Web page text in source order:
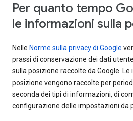
Per quanto tempo
le informazioni sulla
Nelle Norme sulla privacy di Google
prassi di conservazione dei dati
sulla posizione raccolte da Google.
posizione vengono raccolte per
seconda dei tipi di informazioni, di
configurazione delle impostazioni da